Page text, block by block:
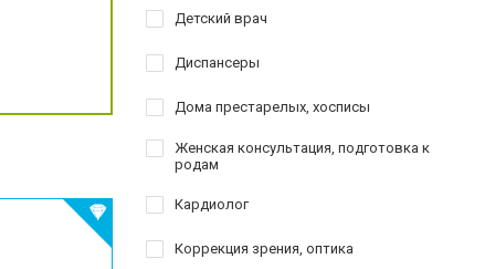
Детский врач
Диспансеры
Дома престарелых, хосписы
Женская консультация, подготовка к
родам
Кардиолог
Коррекция зрения, оптика